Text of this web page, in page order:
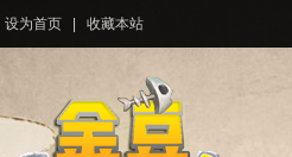
设为首页 收藏本站